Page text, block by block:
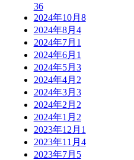
36
2024年10月 8
2024年8月 4
2024年7月 1
2024年6月 1
2024年5月 3
2024年4月 2
2024年3月 3
2024年2月 2
2024年1月 2
2023年12月 1
2023年11月 4
2023年7月 5